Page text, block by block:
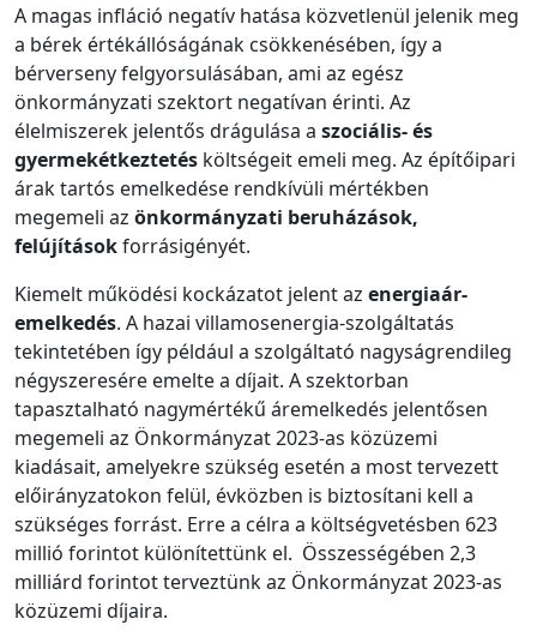
A magas infláció negatív hatása közvetlenül jelenik meg
a bérek értékállóságának csökkenésében, így a
bérverseny felgyorsulásában, ami az egész
önkormányzati szektort negatívan érinti. Az
élelmiszerek jelentős drágulása a szociális- és
gyermekétkeztetés költségeit emeli meg. Az építőipari
árak tartós emelkedése rendkívüli mértékben
megemeli az önkormányzati beruházások,
felújításokforrásigényét.
Kiemelt működési kockázatot jelent az energiaár-
emelkedés. A hazai villamosenergia-szolgáltatás
tekintetében így például a szolgáltató nagyságrendileg
négyszeresére emelte a díjait. A szektorban
tapasztalható nagymértékű áremelkedés jelentősen
megemeli az Önkormányzat 2023-as közüzemi
kiadásait, amelyekre szükség esetén a most tervezett
előirányzatokon felül, évközben is biztosítani kell a
szükséges forrást. Erre a célra a költségvetésben 623
millió forintot különítettünk el. Összességében 2,3
milliárd forintot terveztünk az Önkormányzat 2023-as
közüzemi díjaira.